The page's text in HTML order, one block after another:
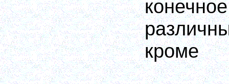
кроме